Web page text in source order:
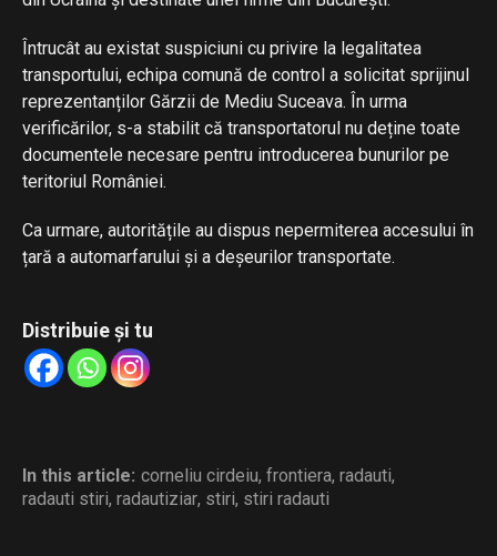
Întrucât au existat suspiciuni cu privire la legalitatea
transportului, echipa comună de control a solicitat sprijinul
reprezentanților Gărzii de Mediu Suceava. În urma
verificărilor, s-a stabilit că transportatorul nu deține toate
documentele necesare pentru introducerea bunurilor pe
teritoriul României.
Ca urmare, autoritățile au dispus nepermiterea accesului în
țară a automarfarului și a deșeurilor transportate.
Distribuie și tu
In this article: corneliu cirdeiu, frontiera, radauti,
radauti stiri, radautiziar, stiri, stiri radauti